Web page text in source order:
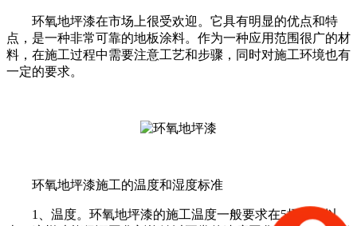
环氧地坪漆在市场上很受欢迎。它具有明显的优点和特
点，是一种非常可靠的地板涂料。作为一种应用范围很广的材
料，在施工过程中需要注意工艺和步骤，同时对施工环境也有
一定的要求。
环氧地坪漆施工的温度和湿度标准
1、温度。环氧地坪漆的施工温度一般要求在5摄氏度以